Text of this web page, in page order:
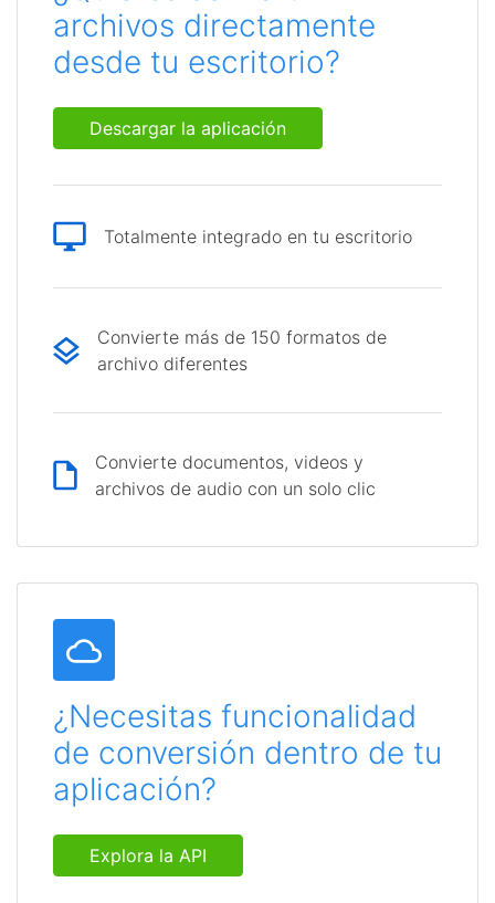
archivos directamente
desde tu escritorio?
Descargar la aplicación
Totalmente integrado en tu escritorio
Convierte más de 150 formatos de
archivo diferentes
Convierte documentos, videos y
archivos de audio con un solo clic
¿Necesitas funcionalidad
de conversión dentro de tu
aplicación?
Explora la API